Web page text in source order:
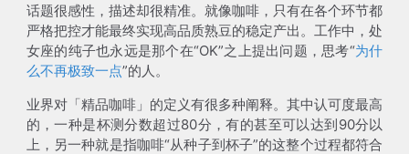
话题很感性，描述却很精准。就像咖啡，只有在各个环节都
严格把控才能最终实现高品质熟豆的稳定产出。工作中，处
女座的纯子也永远是那个在“OK”之上提出问题，思考“为什
么不再极致一点”的人。
业界对「精品咖啡」的定义有很多种阐释。其中认可度最高
的，一种是杯测分数超过80分，有的甚至可以达到90分以
上，另一种就是指咖啡“从种子到杯子”的这整个过程都符合